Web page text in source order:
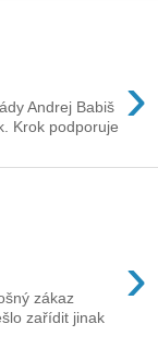
›
Andrej Babiš
Krok podporuje
›
zákaz
zařídit jinak